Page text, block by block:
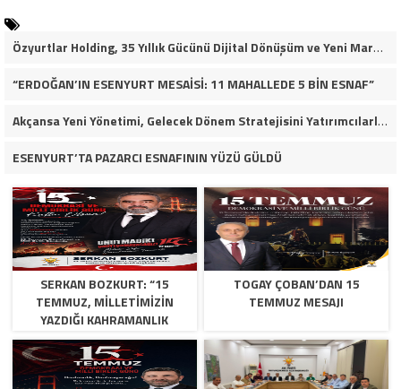
Özyurtlar Holding, 35 Yıllık Gücünü Dijital Dönüşüm ve Yeni Marka Stratejisiyle Geleceğe Taşıyor
“ERDOĞAN’IN ESENYURT MESAİSİ: 11 MAHALLEDE 5 BİN ESNAF”
Akçansa Yeni Yönetimi, Gelecek Dönem Stratejisini Yatırımcılarla Paylaştı
ESENYURT’TA PAZARCI ESNAFININ YÜZÜ GÜLDÜ
SERKAN BOZKURT: “15
TEMMUZ, MILLETIMIZIN
YAZDIĞI KAHRAMANLIK
DESTANIDIR”
TOGAY ÇOBAN’DAN 15
TEMMUZ MESAJI